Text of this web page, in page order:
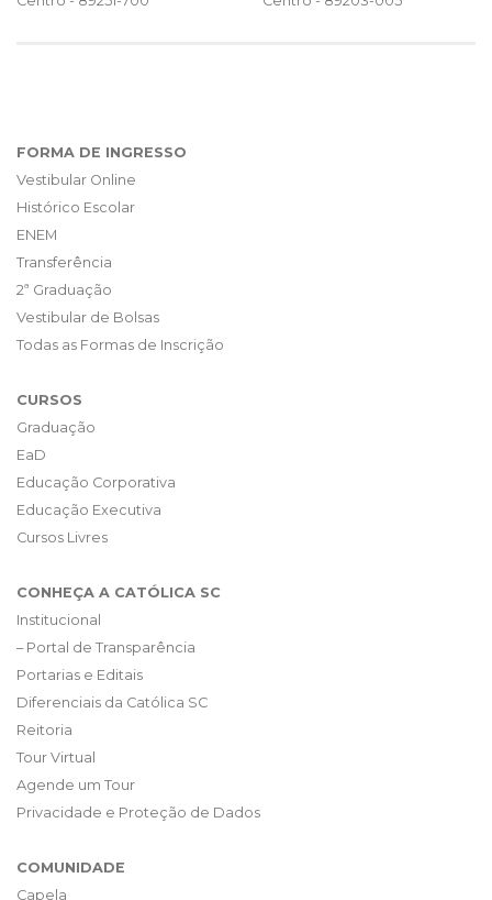
FORMA DE INGRESSO
Vestibular Online
Histórico Escolar
ENEM
Transferência
2ª Graduação
Vestibular de Bolsas
Todas as Formas de Inscrição
CURSOS
Graduação
EaD
Educação Corporativa
Educação Executiva
Cursos Livres
CONHEÇA A CATÓLICA SC
Institucional
– Portal de Transparência
Portarias e Editais
Diferenciais da Católica SC
Reitoria
Tour Virtual
Agende um Tour
Privacidade e Proteção de Dados
COMUNIDADE
Capela